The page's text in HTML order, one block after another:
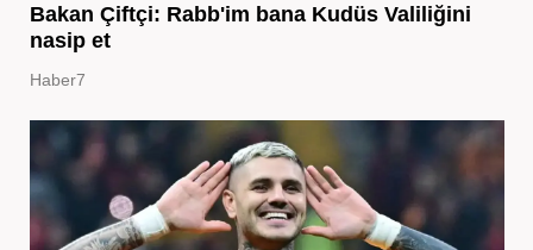
Bakan Çiftçi: Rabb'im bana Kudüs Valiliğini
nasip et
Haber7